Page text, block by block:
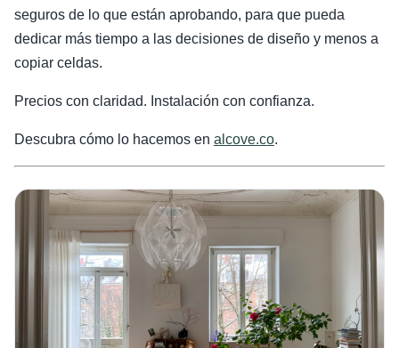
seguros de lo que están aprobando, para que pueda
dedicar más tiempo a las decisiones de diseño y menos a
copiar celdas.
Precios con claridad. Instalación con confianza.
Descubra cómo lo hacemos en alcove.co.